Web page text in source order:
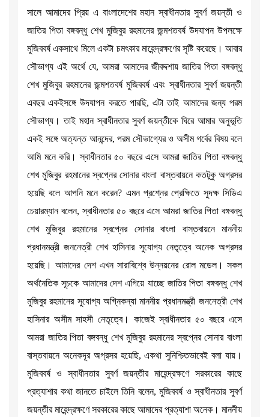
সালে আমাদের প্রিয় এ বাংলাদেশের মহান স্বাধীনতার সুবর্ণ জয়ন্তী ও
জাতির পিতা বঙ্গবন্ধু শেখ মুজিবুর রহমানের জন্মশতবর্ষ উদযাপন উপলক্ষে
মুজিববর্ষ একসাথে মিলে একটা চমৎকার মাহেন্দ্রক্ষণের সৃষ্টি করেছে। আবার
সৌভাগ্য এই অর্থে যে, আমরা আমাদের জীবদ্দশায় জাতির পিতা বঙ্গবন্ধু
শেখ মুজিবুর রহমানের জন্মশতবর্ষ মুজিববর্ষ এবং স্বাধীনতার সুবর্ণ জয়ন্তী
এবছর একইসঙ্গে উদযাপন করতে পারছি, এটা তাই আমাদের জন্য পরম
সৌভাগ্য। তাই মহান স্বাধীনতার সুবর্ণ জয়ন্তীকে ঘিরে আমার অনুভূতি
একই সঙ্গে অত্যন্ত আনন্দের, পরম সৌভাগ্যের ও অসীম গর্বের বিষয় বলে
আমি মনে করি। স্বাধীনতার ৫০ বছরে এসে আমরা জাতির পিতা বঙ্গবন্ধু
শেখ মুজিবুর রহমানের স্বপ্নের সোনার বাংলা বাস্তবায়নে কতটুকু অগ্রসর
হয়েছি বলে আপনি মনে করেন? এমন প্রশ্নের প্রেক্ষিতে সুদক্ষ সিডিএ
চেয়ারম্যান বলেন, স্বাধীনতার ৫০ বছরে এসে আমরা জাতির পিতা বঙ্গবন্ধু
শেখ মুজিবুর রহমানের স্বপ্নের সোনার বাংলা বাস্তবায়নে মাননীয়
প্রধানমন্ত্রী জননেত্রী শেখ হাসিনার সুযোগ্য নেতৃত্বে অনেক অগ্রসর
হয়েছি। আমাদের দেশ এখন সারাবিশ্বে উন্নয়নের রোল মডেল। সকল
অর্থনৈতিক সূচকে আমাদের দেশ এগিয়ে যাচ্ছে জাতির পিতা বঙ্গবন্ধু শেখ
মুজিবুর রহমানের সুযোগ্য অগ্নিকন্যা মাননীয় প্রধানমন্ত্রী জননেত্রী শেখ
হাসিনার অসীম সাহসী নেতৃত্বে। কাজেই স্বাধীনতার ৫০ বছরে এসে
আমরা জাতির পিতা বঙ্গবন্ধু শেখ মুজিবুর রহমানের স্বপ্নের সোনার বাংলা
বাস্তবায়নে অনেকদূর অগ্রসর হয়েছি, একথা সুনিশ্চিতভাবেই বলা যায়।
মুজিববর্ষ ও স্বাধীনতার সুবর্ণ জয়ন্তীর মাহেন্দ্রক্ষণে সরকারের কাছে
প্রত্যাশার কথা জানতে চাইলে তিনি বলেন, মুজিববর্ষ ও স্বাধীনতার সুবর্ণ
জয়ন্তীর মাহেন্দ্রক্ষণে সরকারের কাছে আমাদের প্রত্যাশা অনেক। মাননীয়